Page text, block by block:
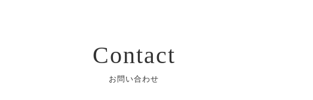
Contact
お問い合わせ